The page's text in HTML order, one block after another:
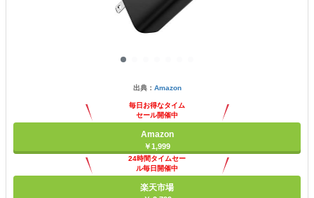
出典： Amazon
毎日お得なタイム
セール開催中
Amazon
￥1,999
24時間タイムセー
ル毎日開催中
楽天市場